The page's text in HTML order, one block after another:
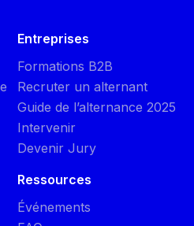
Entreprises
Formations B2B
Recruter un alternant
Guide de l’alternance 2025
Intervenir
Devenir Jury
Ressources
Événements